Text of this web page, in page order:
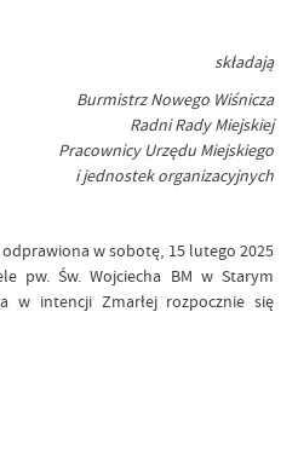
składają
Burmistrz Nowego Wiśnicza
Radni Rady Miejskiej
Pracownicy Urzędu Miejskiego
i jednostek organizacyjnych
w sobotę, 15 lutego 2025
pw. Św. Wojciecha BM w Starym
w intencji Zmarłej rozpocznie się